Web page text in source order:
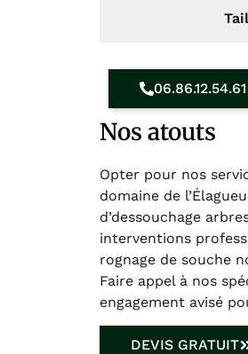
06.86.12.54.61
Nos atouts
Opter pour nos
domaine de
d’dessouchage
interventions
rognage de souche
Faire appel à nos
engagement avisé
DEVIS GRATUIT